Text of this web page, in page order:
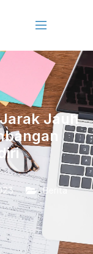
Jauh
Berita